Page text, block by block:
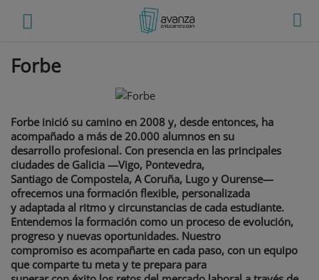
Forbe
Forbe inició su camino en 2008 y, desde entonces, ha
acompañado a más de 20.000 alumnos en su
desarrollo profesional. Con presencia en las principales
ciudades de Galicia —Vigo, Pontevedra,
Santiago de Compostela, A Coruña, Lugo y Ourense—
ofrecemos una formación flexible, personalizada
y adaptada al ritmo y circunstancias de cada estudiante.
Entendemos la formación como un proceso de evolución,
progreso y nuevas oportunidades. Nuestro
compromiso es acompañarte en cada paso, con un equipo
que comparte tu meta y te prepara para